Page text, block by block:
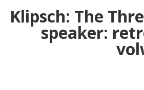
Klipsch: The
speaker: